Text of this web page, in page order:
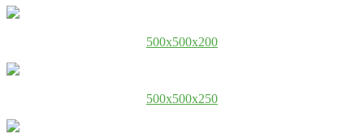
500x500x200
500x500x250